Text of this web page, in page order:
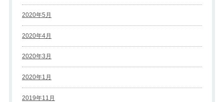
2020年5月
2020年4月
2020年3月
2020年1月
2019年11月